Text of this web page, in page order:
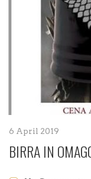
6 April 2019
BIRRA IN